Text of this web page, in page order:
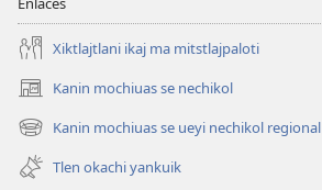
Xiktlajtlani ikaj ma mitstlajpaloti
Kanin mochiuas se nechikol
(xiktlapo
okse
ventana)
Kanin mochiuas se ueyi nechikol regional
(xiktlapo
okse
ventana)
Tlen okachi yankuik